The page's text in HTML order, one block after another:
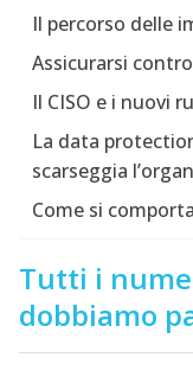
Il percorso delle
Assicurarsi
Il CISO e i nuovi
La data
scarseggia
Come si
Tutti i
dobbiamo